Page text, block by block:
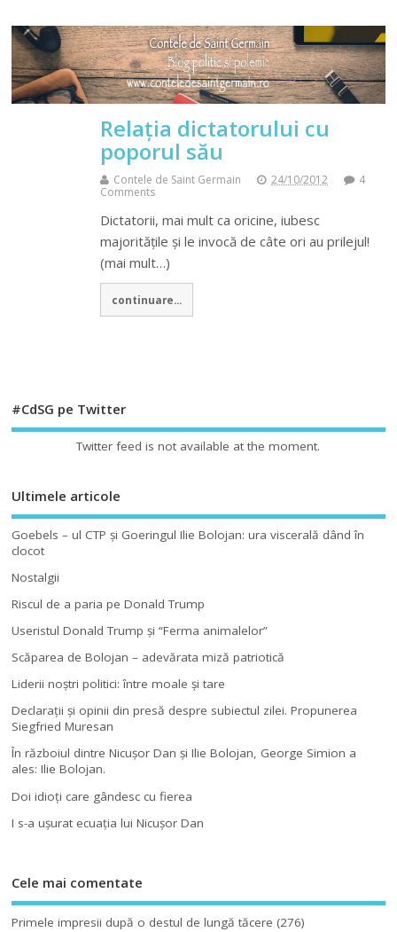
Relația dictatorului cu
poporul său
Contele de Saint Germain 24/10/2012
4
Comments
Dictatorii, mai mult ca oricine, iubesc
majoritățile și le invocă de câte ori au prilejul!
(mai mult…)
continuare...
#CdSG pe Twitter
Twitter feed is not available at the moment.
Ultimele articole
Goebels – ul CTP şi Goeringul Ilie Bolojan: ura viscerală dând în
clocot
Nostalgii
Riscul de a paria pe Donald Trump
Useristul Donald Trump şi “Ferma animalelor”
Scăparea de Bolojan – adevărata miză patriotică
Liderii noştri politici: între moale şi tare
Declaraţii şi opinii din presă despre subiectul zilei. Propunerea
Siegfried Muresan
În războiul dintre Nicuşor Dan şi Ilie Bolojan, George Simion a
ales: Ilie Bolojan.
Doi idioţi care gândesc cu fierea
I s-a uşurat ecuaţia lui Nicuşor Dan
Cele mai comentate
Primele impresii după o destul de lungă tăcere (276)